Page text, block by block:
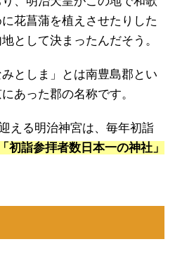
花菖蒲を植えさせたりした
として決まったんだそう。
としま」とは南豊島郡とい
あった郡の名称です。
える明治神宮は、毎年初詣
「初詣参拝者数日本一の神社」